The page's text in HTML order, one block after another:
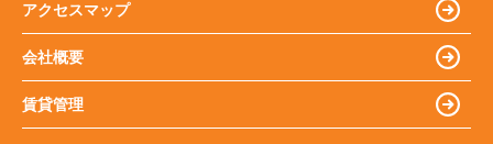
アクセスマップ
会社概要
賃貸管理